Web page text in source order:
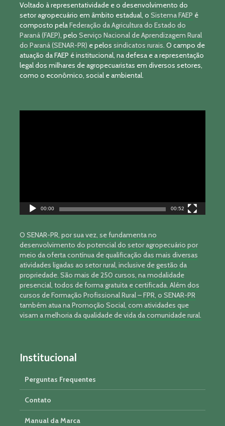
Voltado à representatividade e o desenvolvimento do
setor agropecuário em âmbito estadual, o Sistema FAEP é
composto pelaFederação da Agricultura do Estado do
Paraná (FAEP), pelo Serviço Nacional de Aprendizagem Rural
do Paraná (SENAR-PR) e pelos sindicatos rurais. O campo de
atuação da FAEP é institucional, na defesa e a representação
legal dos milhares de agropecuaristas em diversos setores,
como o econômico, social e ambiental.
00:00 00:52
O SENAR-PR, por sua vez, se fundamenta no
desenvolvimento do potencial do setor agropecuário por
meio da oferta contínua de qualificação das mais diversas
atividades ligadas ao setor rural, inclusive de gestão da
propriedade. São mais de 250 cursos, na modalidade
presencial, todos de forma gratuita e certificada. Além dos
cursos de Formação Profissional Rural – FPR, o SENAR-PR
também atua na Promoção Social, com atividades que
visam a melhoria da qualidade de vida da comunidade rural.
Institucional
Perguntas Frequentes
Contato
Manual da Marca